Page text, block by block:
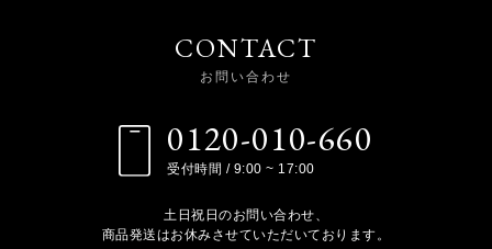
CONTACT
お問い合わせ
0120-010-660
受付時間 / 9:00 ~ 17:00
土日祝日のお問い合わせ、
商品発送はお休みさせていただいております。